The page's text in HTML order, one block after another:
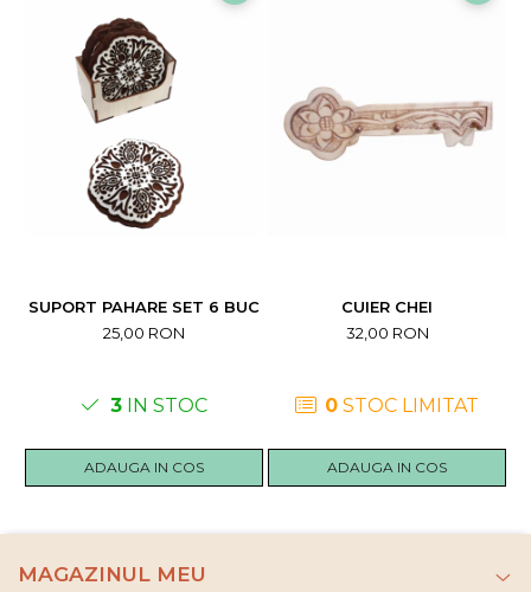
Potrivit pentru orice stil de decor
Nuanta cromatica perceputa in fotografie poate fi usor
diferita de realitate. Vaza este doar pentru prezentare si nu
este inclusa in pret.
Comanda acum buchetul de crizanteme artificiale crem si
adauga un plus de eleganta in casa ta!
Stoc limitat - profita de oferta!
SUPORT PAHARE SET 6 BUC
25,00 RON
3 IN STOC
ADAUGA IN COS
CUIER CHEI
32,00 RON
0 STOC LIMITAT
ADAUGA IN COS
MAGAZINUL MEU